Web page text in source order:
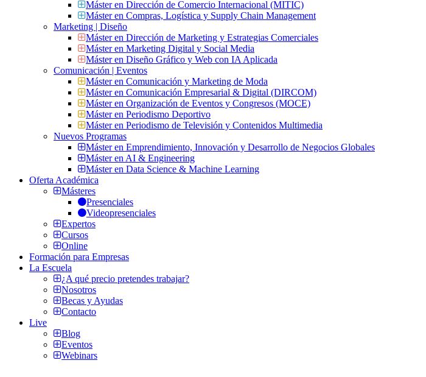
Máster en Dirección de Comercio Internacional (MITIC)
Máster en Compras, Logística y Supply Chain Management
Marketing | Diseño
Máster en Dirección de Marketing y Estrategias Comerciales
Máster en Marketing Digital y Social Media
Máster en Diseño Gráfico y Web con IA Aplicada
Comunicación | Eventos
Máster en Comunicación y Marketing de Moda
Máster en Comunicación Empresarial & Digital (DIRCOM)
Máster en Organización de Eventos y Congresos (MOCE)
Máster en Periodismo Deportivo
Máster en Periodismo de Televisión y Contenidos Multimedia
Nuevos Programas
Máster en Emprendimiento, Innovación y Desarrollo de Negocios Globales
Máster en AI & Engineering
Máster en Data Science & Machine Learning
Oferta Académica
Másteres
Presenciales
Videopresenciales
Expertos
Cursos
Online
Formación para Empresas
La Escuela
¿A qué precio pretendes trabajar?
Nosotros
Becas y Ayudas
Contacto
Live
Blog
Eventos
Webinars